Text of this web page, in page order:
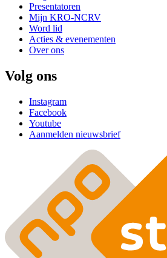
Presentatoren
Mijn KRO-NCRV
Word lid
Acties & evenementen
Over ons
Volg ons
Instagram
Facebook
Youtube
Aanmelden nieuwsbrief